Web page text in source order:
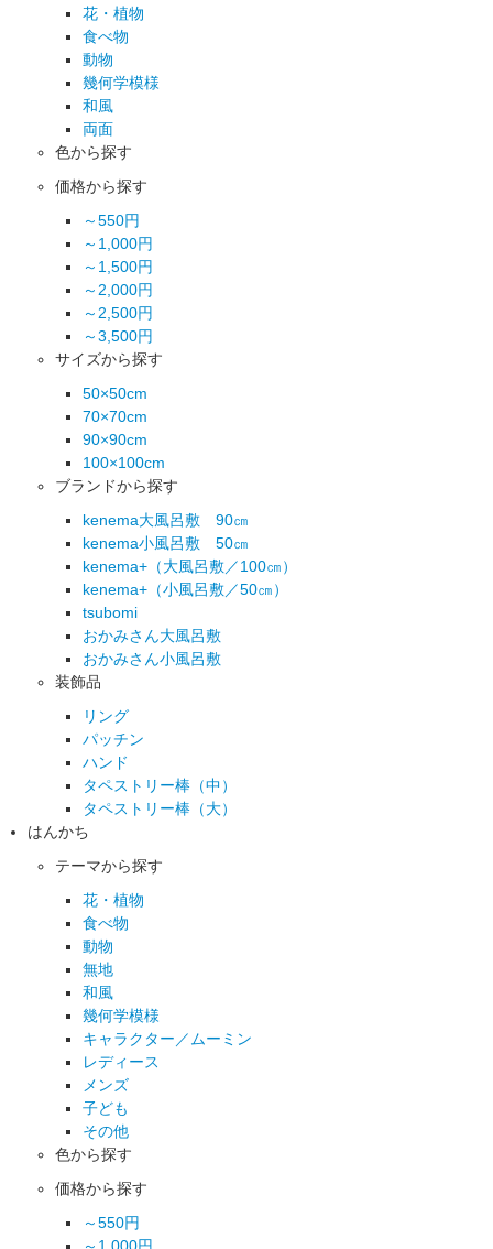
花・植物
食べ物
動物
幾何学模様
和風
両面
色から探す
価格から探す
～550円
～1,000円
～1,500円
～2,000円
～2,500円
～3,500円
サイズから探す
50×50cm
70×70cm
90×90cm
100×100cm
ブランドから探す
kenema大風呂敷 90㎝
kenema小風呂敷 50㎝
kenema+（大風呂敷／100㎝）
kenema+（小風呂敷／50㎝）
tsubomi
おかみさん大風呂敷
おかみさん小風呂敷
装飾品
リング
パッチン
ハンド
タペストリー棒（中）
タペストリー棒（大）
はんかち
テーマから探す
花・植物
食べ物
動物
無地
和風
幾何学模様
キャラクター／ムーミン
レディース
メンズ
子ども
その他
色から探す
価格から探す
～550円
～1,000円